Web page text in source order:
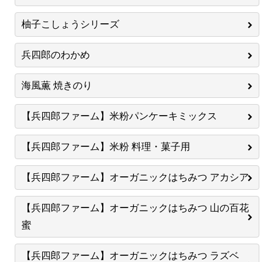
柚子こしょうシリーズ
兵四郎のわかめ
海風薫 焼きのり
【兵四郎ファーム】米粉パンケーキミックス
【兵四郎ファーム】米粉 料理・菓子用
【兵四郎ファーム】オーガニックはちみつ アカシア
【兵四郎ファーム】オーガニックはちみつ 山の百花
蜜
【兵四郎ファーム】オーガニックはちみつ ラズベ